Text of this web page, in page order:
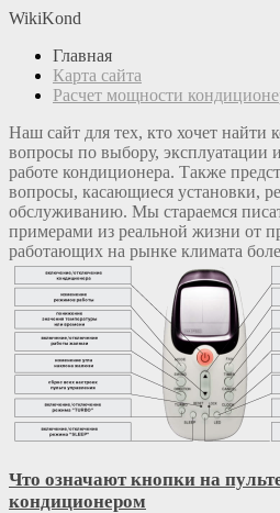
WikiKond
Главная
Карта сайта
Расчет мощности
Наш сайт для тех, кто хочет найти
вопросы по выбору, эксплуатации
работе кондиционера. Также
вопросы, касающиеся установки,
обслуживанию. Мы стараемся
примерами из реальной жизни от
работающих на рынке климата
Что означают кнопки на
кондиционером